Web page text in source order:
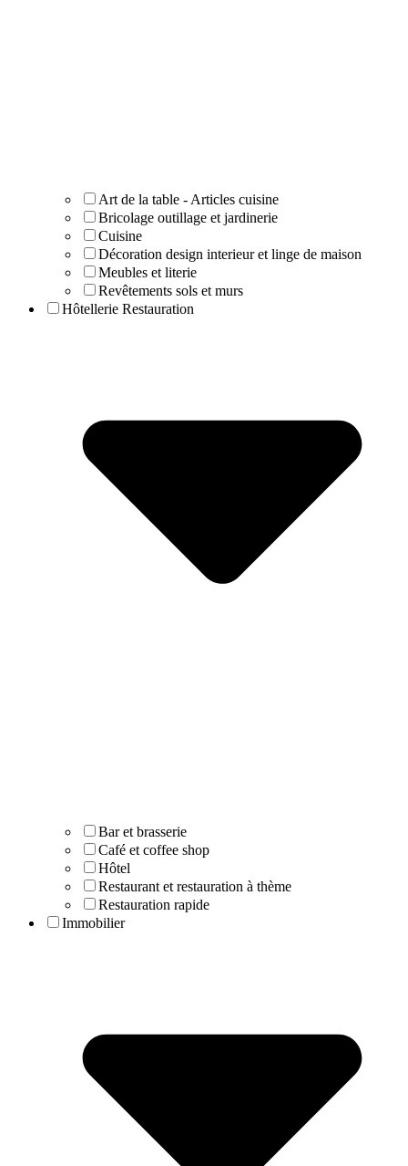
Art de la table - Articles cuisine
Bricolage outillage et jardinerie
Cuisine
Décoration design interieur et linge de maison
Meubles et literie
Revêtements sols et murs
Hôtellerie Restauration
Bar et brasserie
Café et coffee shop
Hôtel
Restaurant et restauration à thème
Restauration rapide
Immobilier